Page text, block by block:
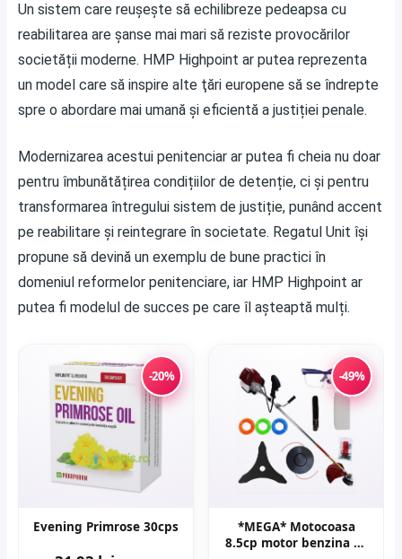
Un sistem care reușește să echilibreze pedeapsa cu
reabilitarea are șanse mai mari să reziste provocărilor
societății moderne. HMP Highpoint ar putea reprezenta
un model care să inspire alte ţări europene să se îndrepte
spre o abordare mai umană și eficientă a justiției penale.
Modernizarea acestui penitenciar ar putea fi cheia nu doar
pentru îmbunătățirea condițiilor de detenție, ci și pentru
transformarea întregului sistem de justiție, punând accent
pe reabilitare și reintegrare în societate. Regatul Unit își
propune să devină un exemplu de bune practici în
domeniul reformelor penitenciare, iar HMP Highpoint ar
putea fi modelul de succes pe care îl așteaptă mulți.
-20%
Evening Primrose 30cps
-49%
*MEGA* Motocoasa
8.5cp motor benzina 2T